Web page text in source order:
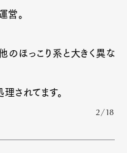
営。
のほっこり系と大きく異な
されてます。
2/18